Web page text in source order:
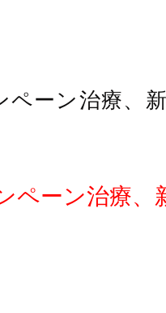
ーン治療、
ペーン治療、